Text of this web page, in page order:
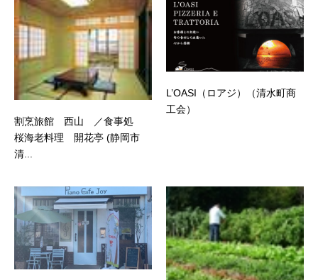
割烹旅館 西山 ／食事処
桜海老料理 開花亭 (静岡市
清...
L’OASI（ロアジ）（清水町商
工会）